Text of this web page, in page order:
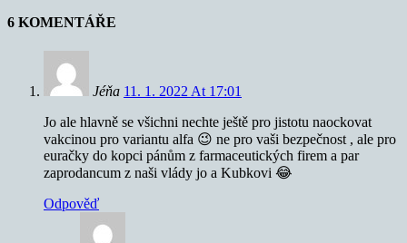
6 KOMENTÁŘE
Jéňa 11. 1. 2022 At 17:01
Jo ale hlavně se všichni nechte ještě pro jistotu naockovat
vakcinou pro variantu alfa 😉 ne pro vaši bezpečnost , ale pro
euračky do kopci pánům z farmaceutických firem a par
zaprodancum z naši vlády jo a Kubkovi 😂
Odpověď